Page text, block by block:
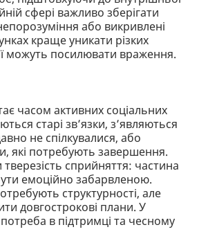
сфері важливо зберігати
або викривлені
краще уникати різких
можуть посилювати враження.
часом активних соціальних
старі зв’язки, з’являються
не спілкувалися, або
які потребують завершення.
сприйняття: частина
емоційно забарвленою.
структурності, але
довгострокові плани. У
в підтримці та чесному